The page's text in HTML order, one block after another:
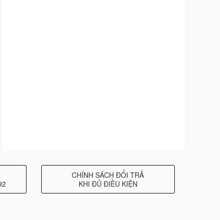
CHÍNH SÁCH ĐỔI TRẢ
KHI ĐỦ ĐIỀU KIỆN